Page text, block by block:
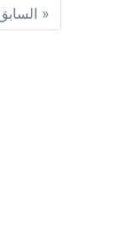
«